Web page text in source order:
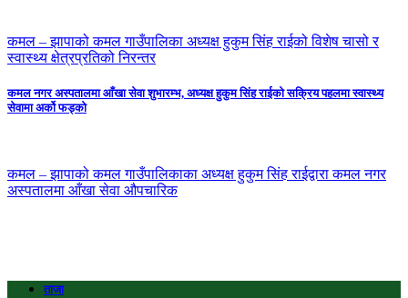
कमल – झापाको कमल गाउँपालिका अध्यक्ष हुकुम सिंह राईको विशेष चासो र
स्वास्थ्य क्षेत्रप्रतिको निरन्तर
कमल नगर अस्पतालमा आँखा सेवा शुभारम्भ, अध्यक्ष हुकुम सिंह राईको सक्रिय पहलमा स्वास्थ्य
सेवामा अर्को फड्को
कमल – झापाको कमल गाउँपालिकाका अध्यक्ष हुकुम सिंह राईद्वारा कमल नगर
अस्पतालमा आँखा सेवा औपचारिक
ताजा